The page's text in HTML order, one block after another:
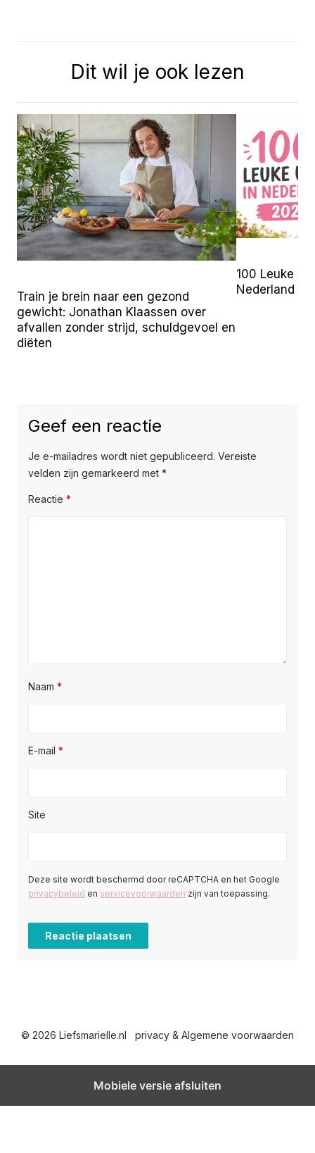
Dit wil je ook lezen
Train je brein naar een gezond
gewicht: Jonathan Klaassen over
afvallen zonder strijd, schuldgevoel en
diëten
100 Leuke
Nederland
Geef een reactie
Je e-mailadres wordt niet gepubliceerd. Vereiste
velden zijn gemarkeerd met *
Reactie *
Naam *
E-mail *
Site
Deze site wordt beschermd door reCAPTCHA en het Google
privacybeleid en servicevoorwaarden zijn van toepassing.
© 2026 Liefsmarielle.nl privacy & Algemene voorwaarden
Mobiele versie afsluiten